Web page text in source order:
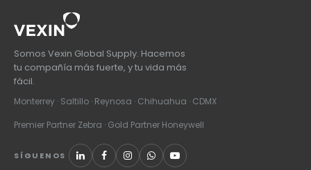
Somos Vexin Global Supply. Hacemos
tu compañía más fuerte, y tu vida más
fácil.
Monterrey · Saltillo · Reynosa · Chihuahua · CDMX
Premier Partner Zebra · Gold Partner Honeywell
SÍGUENOS